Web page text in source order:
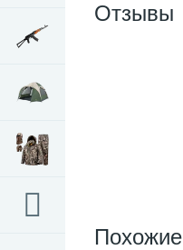
Отзывы